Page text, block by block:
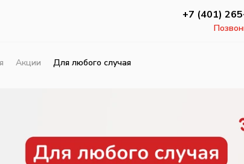
+7 (401)
Акции Для любого случая